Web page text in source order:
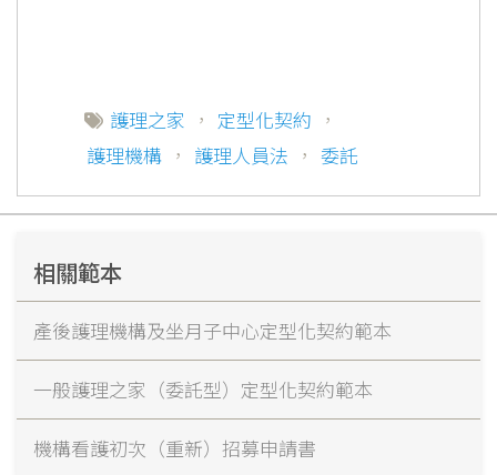
護理之家 ， 定型化契約 ，
護理機構 ， 護理人員法 ， 委託
相關範本
產後護理機構及坐月子中心定型化契約範本
一般護理之家（委託型）定型化契約範本
機構看護初次（重新）招募申請書